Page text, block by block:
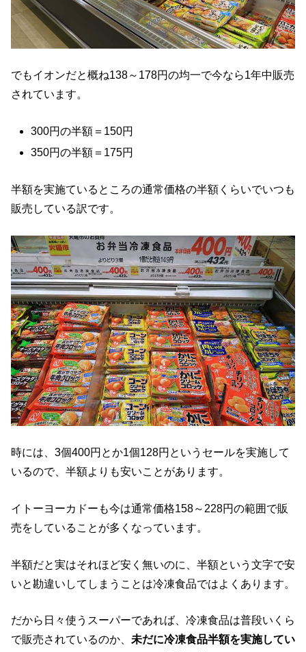
でもイオンだと概ね138～178円の均一で今なら1年中販売
されています。
300円の半額＝150円
350円の半額＝175円
半額を実施ているところの通常価格の半額くらいでいつも
販売している訳です。
時には、3個400円とか1個128円というセールを実施して
いるので、半額よりも安いことがあります。
イトーヨーカドーも今は通常価格158～228円の範囲で販
売をしていることが多くなっています。
半額だと実はそれほど安く無いのに、半額という文字で安
いと勘違いしてしまうことは冷凍食品ではよくあります。
だから日々使うスーパーであれば、冷凍食品は普段いくら
で販売されているのか、 未だに冷凍食品半額を実施してい